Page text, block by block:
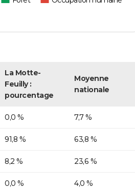
La Motte-
Feuilly :
pourcentage
Moyenne
nationale
0,0 % 7,7 %
91,8 % 63,8 %
8,2 % 23,6 %
0,0 % 4,0 %